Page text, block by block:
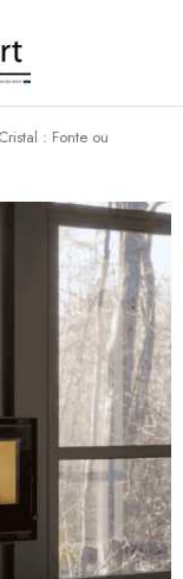
: Fonte ou